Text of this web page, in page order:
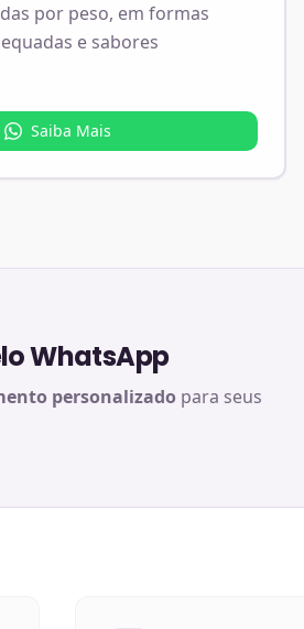
por peso, em formas
e sabores
Saiba Mais
WhatsApp
personalizado para seus